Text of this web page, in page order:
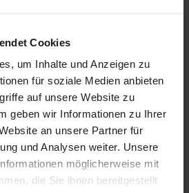
Cookies
um Inhalte und Anzeigen zu
für soziale Medien anbieten
auf unsere Website zu
geben wir Informationen zu Ihrer
an unsere Partner für
und Analysen weiter. Unsere
möglicherweise mit
die Sie ihnen bereitgestellt
Baby
Projekte